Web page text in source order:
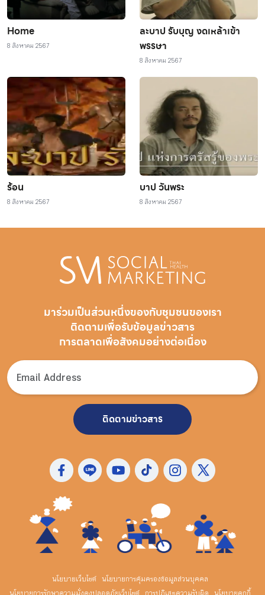
Home
8 สิงหาคม 2567
ละบาป รับบุญ งดเหล้าเข้า
พรรษา
8 สิงหาคม 2567
ร้อน
8 สิงหาคม 2567
บาป วันพระ
8 สิงหาคม 2567
มาร่วมเป็นส่วนหนึ่งของกับชุมชนของเรา
ติดตามเพื่อรับข้อมูลข่าวสาร
การตลาดเพื่อสังคมอย่างต่อเนื่อง
ติดตามข่าวสาร
นโยบายเว็บไซต์ นโยบายการคุ้มครองข้อมูลส่วนบุคคล
นโยบายการรักษาความมั่งคงปลอดภัยเว็บไซต์ การปฏิเสธความรับผิด นโยบายคุกกี้